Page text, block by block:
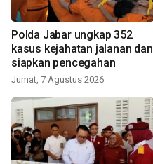
Polda Jabar ungkap 352
kasus kejahatan jalanan dan
siapkan pencegahan
Jumat, 7 Agustus 2026